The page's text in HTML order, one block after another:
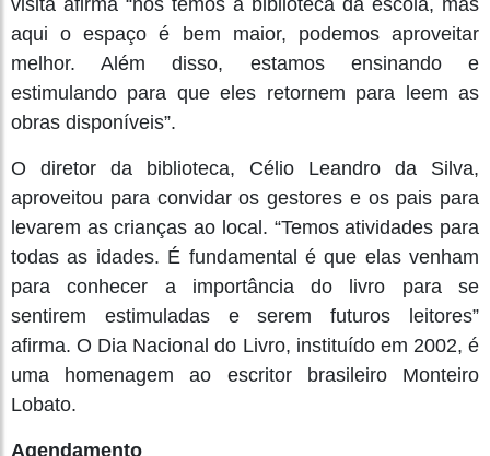
visita afirma “nós temos a biblioteca da escola, mas
aqui o espaço é bem maior, podemos aproveitar
melhor. Além disso, estamos ensinando e
estimulando para que eles retornem para leem as
obras disponíveis”.
O diretor da biblioteca, Célio Leandro da Silva,
aproveitou para convidar os gestores e os pais para
levarem as crianças ao local. “Temos atividades para
todas as idades. É fundamental é que elas venham
para conhecer a importância do livro para se
sentirem estimuladas e serem futuros leitores”
afirma. O Dia Nacional do Livro, instituído em 2002, é
uma homenagem ao escritor brasileiro Monteiro
Lobato.
Agendamento